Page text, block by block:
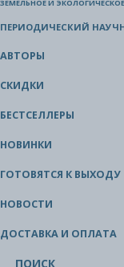
ЗЕМЕЛЬНОЕ И
ПЕРИОДИЧЕСКИЙ
АВТОРЫ
СКИДКИ
БЕСТСЕЛЛЕРЫ
НОВИНКИ
ГОТОВЯТСЯ К ВЫХОДУ
НОВОСТИ
ДОСТАВКА И ОПЛАТА
ПОИСК